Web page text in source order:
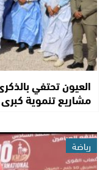
مشاريع تنموية كبرى
رياضة